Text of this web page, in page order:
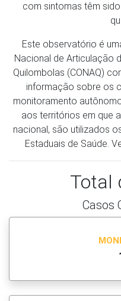
com sintomas têm
Este observatório é
Nacional de Articulação
Quilombolas (CONAQ)
informação sobre os
monitoramento
aos territórios em que
nacional, são utilizados
Estaduais de Saúde.
Total
Casos